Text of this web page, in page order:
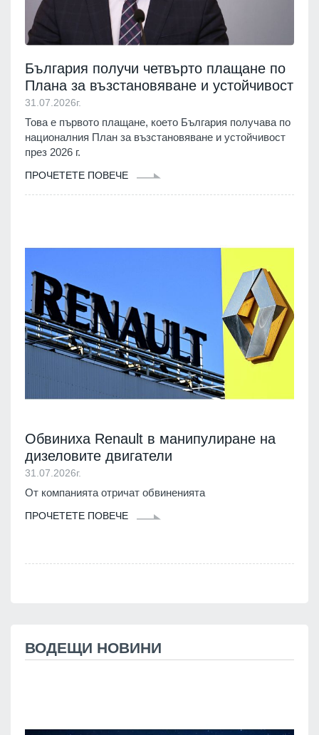
България получи четвърто плащане по
Плана за възстановяване и устойчивост
31.07.2026г.
Това е първото плащане, което България получава по
националния План за възстановяване и устойчивост
през 2026 г.
ПРОЧЕТЕТЕ ПОВЕЧЕ
Обвиниха Renault в манипулиране на
дизеловите двигатели
31.07.2026г.
От компанията отричат обвиненията
ПРОЧЕТЕТЕ ПОВЕЧЕ
ВОДЕЩИ НОВИНИ